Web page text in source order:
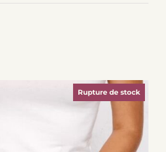
Rupture de stock